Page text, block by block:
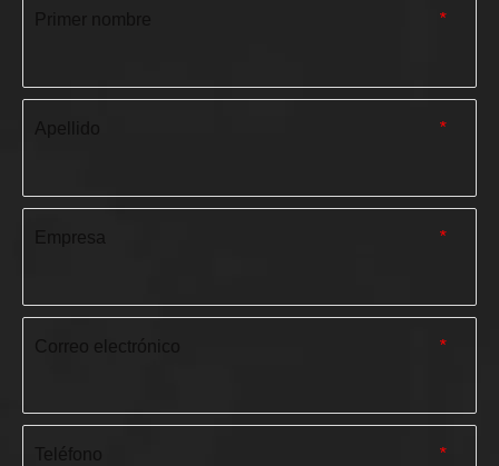
*
*
*
Empresa
*
Correo electrónico
*
Teléfono